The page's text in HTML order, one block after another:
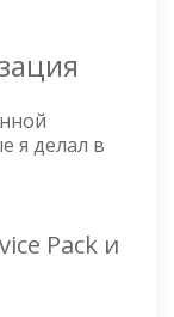
я делал в
Pack и